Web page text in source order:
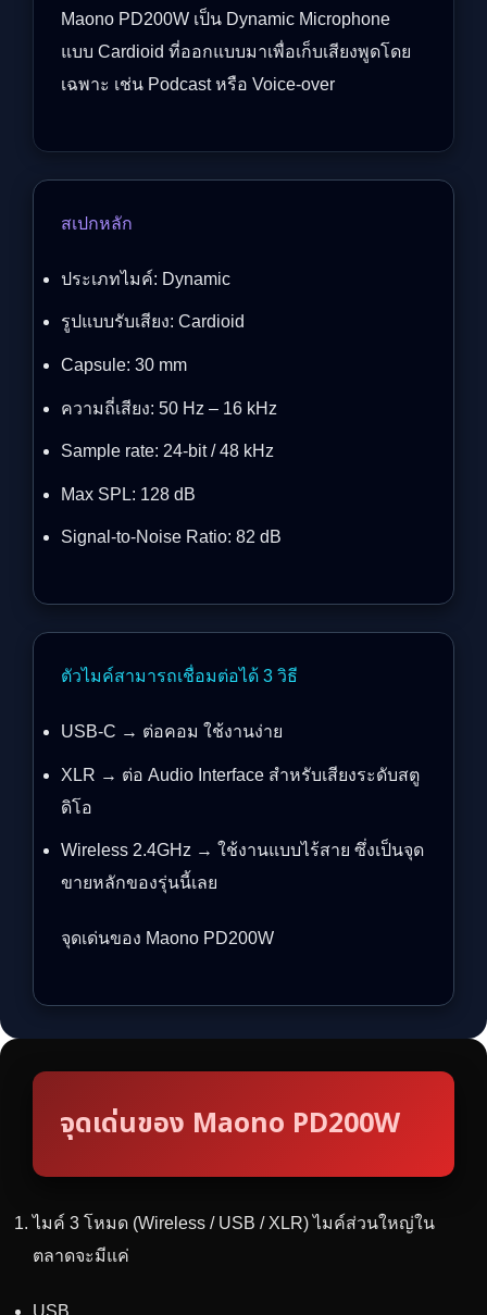
Maono PD200W เป็น Dynamic Microphone
แบบ Cardioid ที่ออกแบบมาเพื่อเก็บเสียงพูดโดย
เฉพาะ เช่น Podcast หรือ Voice-over
สเปกหลัก
ประเภทไมค์: Dynamic
รูปแบบรับเสียง: Cardioid
Capsule: 30 mm
ความถี่เสียง: 50 Hz – 16 kHz
Sample rate: 24-bit / 48 kHz
Max SPL: 128 dB
Signal-to-Noise Ratio: 82 dB
ตัวไมค์สามารถเชื่อมต่อได้ 3 วิธี
USB-C → ต่อคอม ใช้งานง่าย
XLR → ต่อ Audio Interface สำหรับเสียงระดับสตู
ดิโอ
Wireless 2.4GHz → ใช้งานแบบไร้สาย ซึ่งเป็นจุด
ขายหลักของรุ่นนี้เลย
จุดเด่นของ Maono PD200W
จุดเด่นของ Maono PD200W
ไมค์ 3 โหมด (Wireless / USB / XLR) ไมค์ส่วนใหญ่ใน
ตลาดจะมีแค่
USB